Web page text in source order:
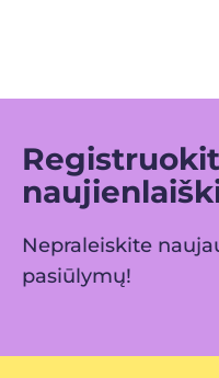
Nepraleiskite
pasiūlymų!